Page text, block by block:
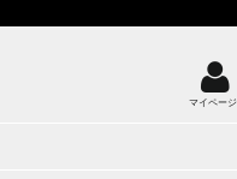
マイページ